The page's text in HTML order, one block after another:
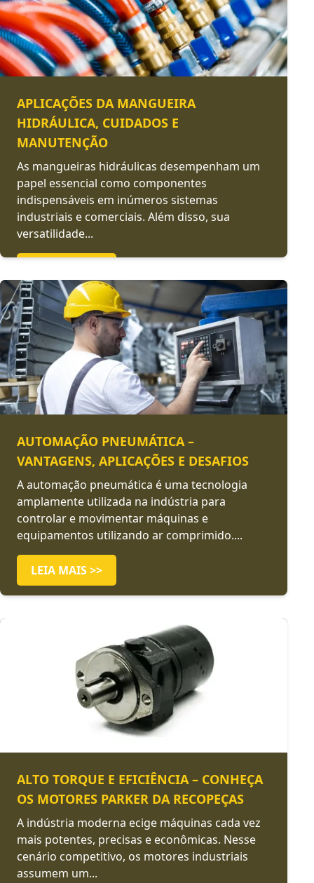
APLICAÇÕES DA MANGUEIRA
HIDRÁULICA, CUIDADOS E
MANUTENÇÃO
As mangueiras hidráulicas desempenham um
papel essencial como componentes
indispensáveis em inúmeros sistemas
industriais e comerciais. Além disso, sua
versatilidade...
AUTOMAÇÃO PNEUMÁTICA –
VANTAGENS, APLICAÇÕES E DESAFIOS
A automação pneumática é uma tecnologia
amplamente utilizada na indústria para
controlar e movimentar máquinas e
equipamentos utilizando ar comprimido....
LEIA MAIS >>
ALTO TORQUE E EFICIÊNCIA – CONHEÇA
OS MOTORES PARKER DA RECOPEÇAS
A indústria moderna ecige máquinas cada vez
mais potentes, precisas e econômicas. Nesse
cenário competitivo, os motores industriais
assumem um...